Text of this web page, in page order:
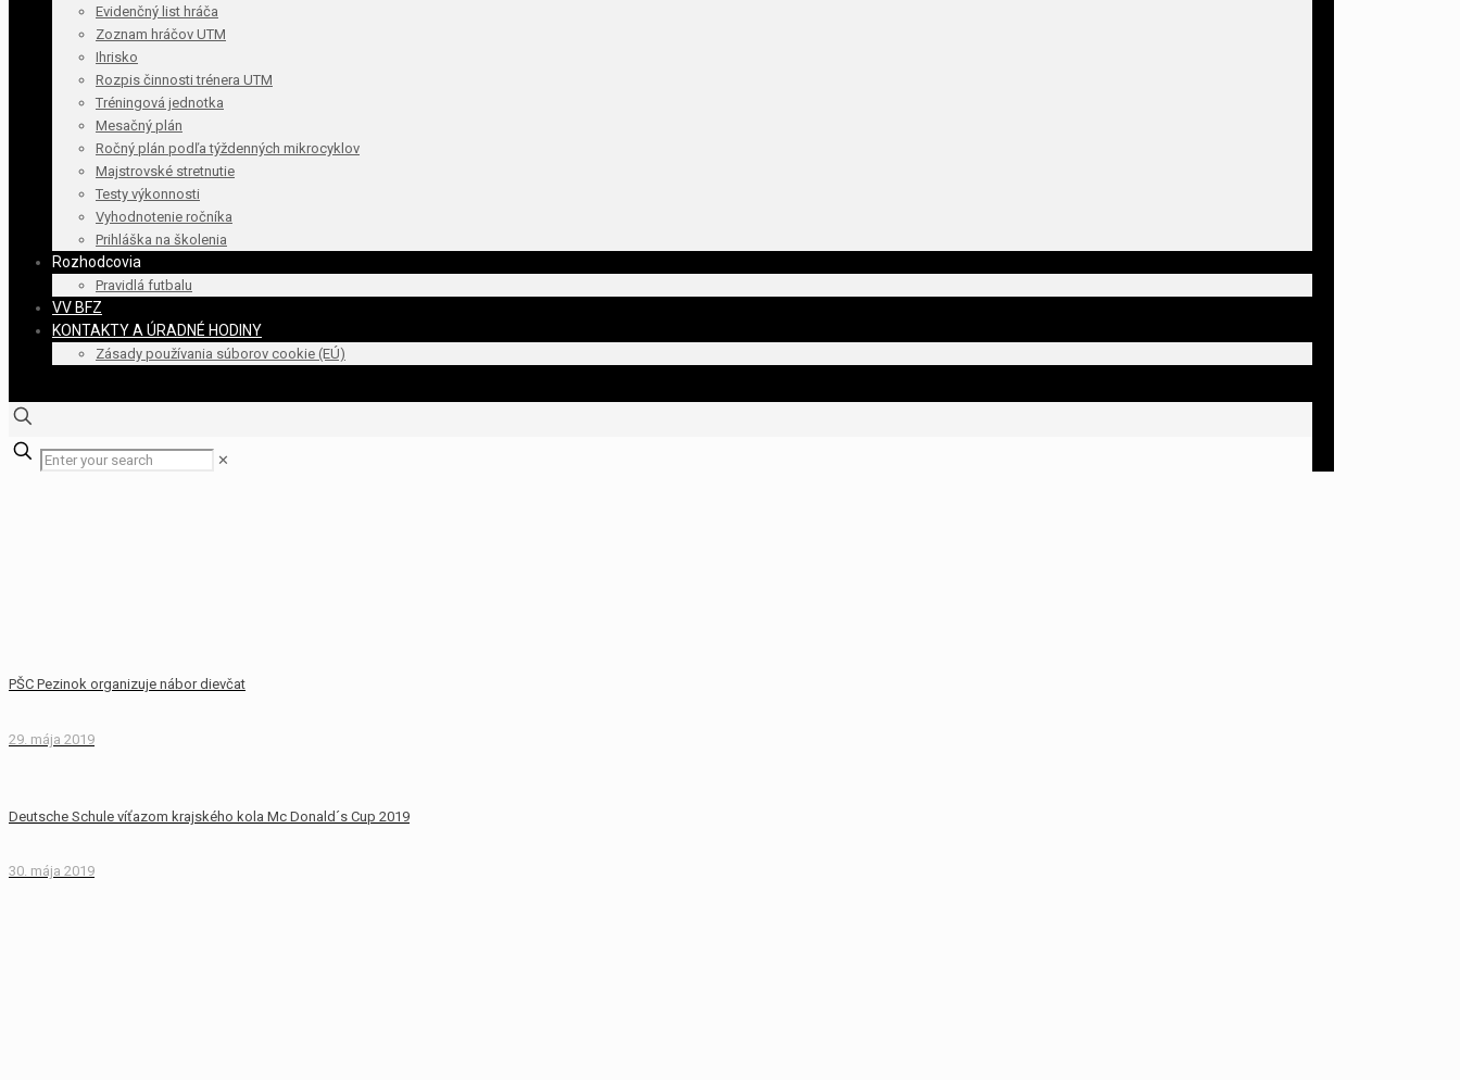
Evidenčný list hráča
Zoznam hráčov UTM
Ihrisko
Rozpis činnosti trénera UTM
Tréningová jednotka
Mesačný plán
Ročný plán podľa týždenných mikrocyklov
Majstrovské stretnutie
Testy výkonnosti
Vyhodnotenie ročníka
Prihláška na školenia
Rozhodcovia
Pravidlá futbalu
VV BFZ
KONTAKTY A ÚRADNÉ HODINY
Zásady používania súborov cookie (EÚ)
✕
PŠC Pezinok organizuje nábor dievčat
29. mája 2019
Deutsche Schule víťazom krajského kola Mc Donald´s Cup 2019
30. mája 2019